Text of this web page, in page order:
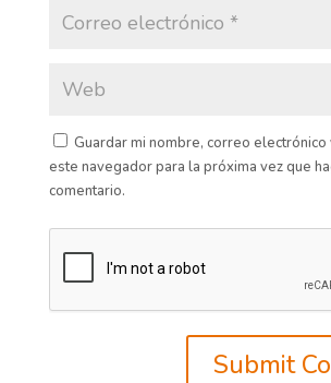
Guardar mi nombre, correo
este navegador para la próxima vez que
comentario.